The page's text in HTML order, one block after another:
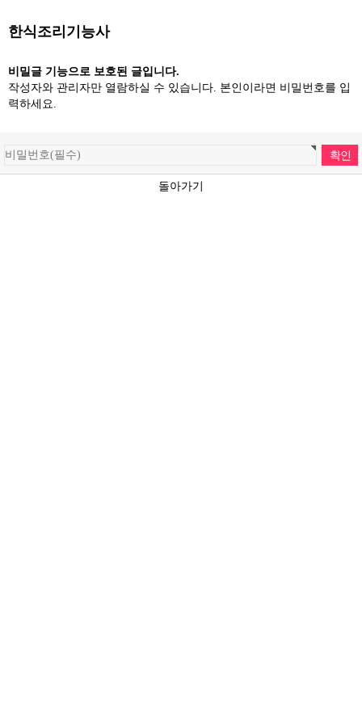
한식조리기능사
비밀글 기능으로 보호된 글입니다.
작성자와 관리자만 열람하실 수 있습니다. 본인이라면 비밀번호를 입
력하세요.
돌아가기